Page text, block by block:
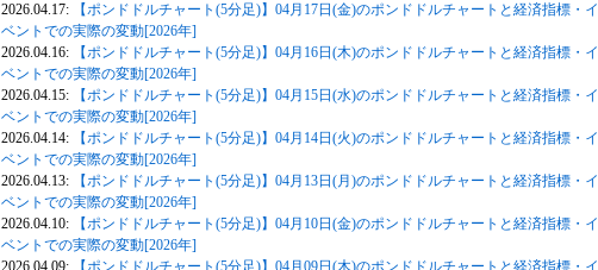
2026.04.17:
【ポンドドルチャート(5分足)】04月17日(金)のポンドドルチャートと経済指標・イ
ベントでの実際の変動[2026年]
2026.04.16:
【ポンドドルチャート(5分足)】04月16日(木)のポンドドルチャートと経済指標・イ
ベントでの実際の変動[2026年]
2026.04.15:
【ポンドドルチャート(5分足)】04月15日(水)のポンドドルチャートと経済指標・イ
ベントでの実際の変動[2026年]
2026.04.14:
【ポンドドルチャート(5分足)】04月14日(火)のポンドドルチャートと経済指標・イ
ベントでの実際の変動[2026年]
2026.04.13:
【ポンドドルチャート(5分足)】04月13日(月)のポンドドルチャートと経済指標・イ
ベントでの実際の変動[2026年]
2026.04.10:
【ポンドドルチャート(5分足)】04月10日(金)のポンドドルチャートと経済指標・イ
ベントでの実際の変動[2026年]
2026.04.09:
【ポンドドルチャート(5分足)】04月09日(木)のポンドドルチャートと経済指標・イ